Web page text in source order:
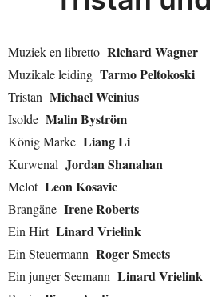
Muziek en libretto Richard Wagner
Muzikale leiding Tarmo Peltokoski
Tristan Michael Weinius
Isolde Malin Byström
König Marke Liang Li
Kurwenal Jordan Shanahan
Melot Leon Kosavic
Brangäne Irene Roberts
Ein Hirt Linard Vrielink
Ein Steuermann Roger Smeets
Ein junger Seemann Linard Vrielink